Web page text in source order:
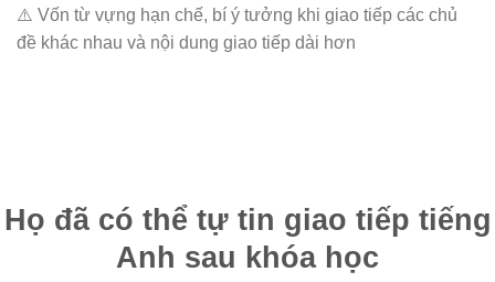
⚠️ Vốn từ vựng hạn chế, bí ý tưởng khi giao tiếp các chủ
đề khác nhau và nội dung giao tiếp dài hơn
Họ đã có thể tự tin giao tiếp tiếng
Anh sau khóa học